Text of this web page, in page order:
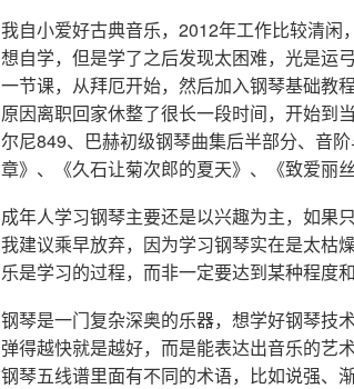
我自小爱好古典音乐，2012年工作比较清
想自学，但是学了之后发现太困难，光是运
一节课，从拜厄开始，然后加入钢琴基础教
原因离职回家休整了很长一段时间，开始到
尔尼849、巴赫初级钢琴曲集后半部分、音
章》、《久石让菊次郎的夏天》、《致爱丽丝
成年人学习钢琴主要还是以兴趣为主，如果
我建议乘早放弃，因为学习钢琴实在是太枯
乐是学习的过程，而非一定要达到某种程度和
钢琴是一门复杂深奥的乐器，想学好钢琴技
弹得越快就是越好，而是能表达出音乐的艺
钢琴五线谱里面有不同的术语，比如说强、